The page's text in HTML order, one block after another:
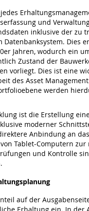
und
inklusive der zu
Datenbanksystem. Dies
Jahren, wodurch ein
Zustand der
vorliegt. Dies ist eine
des Asset
werden
ist die Erstellung
moderner
Anbindung an das
Tablet-Computern zur
und Kontrolle
auf der